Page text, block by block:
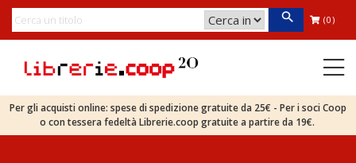
(0)
Per gli acquisti online: spese di spedizione gratuite da 25€ - Per i soci Coop
o con tessera fedeltà Librerie.coop gratuite a partire da 19€.